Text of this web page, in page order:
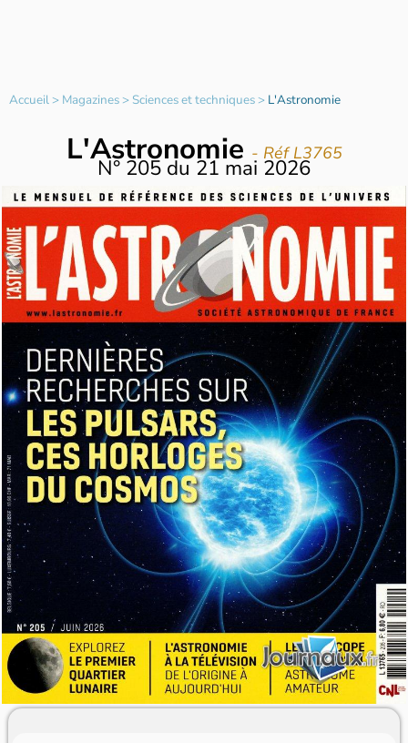
Accueil> Magazines> Sciences et techniques> L'Astronomie
L'Astronomie - Réf L3765
N°205du21 mai 2026